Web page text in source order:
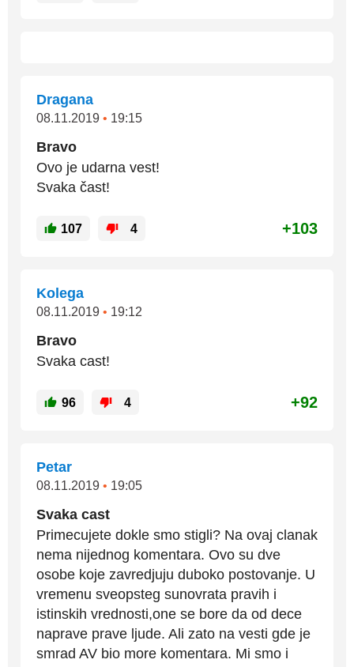
Dragana
08.11.2019 • 19:15
Bravo
Ovo je udarna vest!
Svaka čast!
107 4 +103
Kolega
08.11.2019 • 19:12
Bravo
Svaka cast!
96 4 +92
Petar
08.11.2019 • 19:05
Svaka cast
Primecujete dokle smo stigli? Na ovaj clanak
nema nijednog komentara. Ovo su dve
osobe koje zavredjuju duboko postovanje. U
vremenu sveopsteg sunovrata pravih i
istinskih vrednosti,one se bore da od dece
naprave prave ljude. Ali zato na vesti gde je
smrad AV bio more komentara. Mi smo i